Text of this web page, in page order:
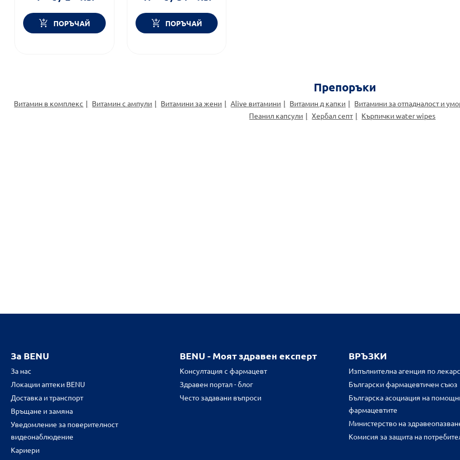
ПОРЪЧАЙ ПОРЪЧАЙ
Препоръки
Витамин в комплекс Витамин с ампули Витамини за жени Alive витамини Витамин д капки Витамини за отпадналост и
Пеанил капсули
Хербал септ Кърпички water wipes
За BENU
За нас
Локации аптеки BENU
Доставка и транспорт
Връщане и замяна
Уведомление за поверителност
видеонаблюдение
Кариери
BENU - Моят здравен експерт
Консултация с фармацевт
Здравен портал - блог
Често задавани въпроси
ВРЪЗКИ
Изпълнителна агенция по
Български фармацевтичен съюз
Българска асоциация на
фармацевтите
Министерство на
Комисия за защита на